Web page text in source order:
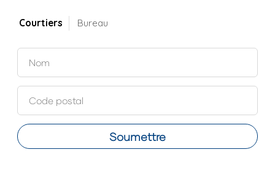
Courtiers Bureau
Soumettre